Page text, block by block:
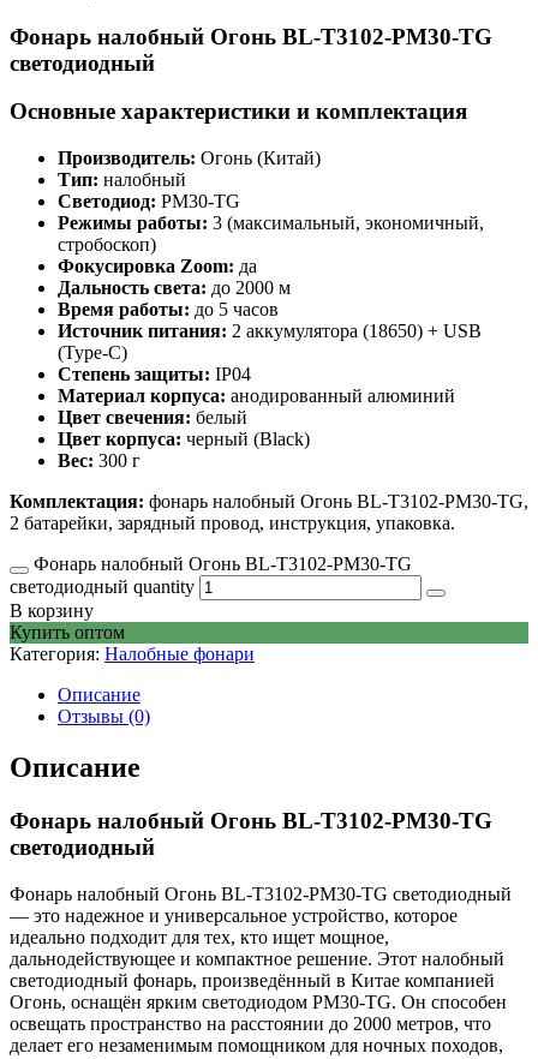
Фонарь налобный Огонь BL-T3102-PM30-TG
светодиодный
Основные характеристики и комплектация
Производитель: Огонь (Китай)
Тип: налобный
Светодиод: PM30-TG
Режимы работы: 3 (максимальный, экономичный,
стробоскоп)
Фокусировка Zoom: да
Дальность света: до 2000 м
Время работы: до 5 часов
Источник питания: 2 аккумулятора (18650) + USB
(Type-C)
Степень защиты: IP04
Материал корпуса: анодированный алюминий
Цвет свечения: белый
Цвет корпуса: черный (Black)
Вес: 300 г
Комплектация: фонарь налобный Огонь BL-T3102-PM30-TG,
2 батарейки, зарядный провод, инструкция, упаковка.
Фонарь налобный Огонь BL-T3102-PM30-TG
светодиодный quantity
В корзину
Купить оптом
Категория: Налобные фонари
Описание
Отзывы (0)
Описание
Фонарь налобный Огонь BL-T3102-PM30-TG
светодиодный
Фонарь налобный Огонь BL-T3102-PM30-TG светодиодный
— это надежное и универсальное устройство, которое
идеально подходит для тех, кто ищет мощное,
дальнодействующее и компактное решение. Этот налобный
светодиодный фонарь, произведённый в Китае компанией
Огонь, оснащён ярким светодиодом PM30-TG. Он способен
освещать пространство на расстоянии до 2000 метров, что
делает его незаменимым помощником для ночных походов,